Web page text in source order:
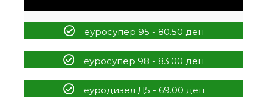
еуросупер 95 - 80.50 ден
еуросупер 98 - 83.00 ден
еуродизел Д5 - 69.00 ден